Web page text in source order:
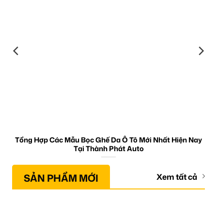
Tổng Hợp Các Mẫu Bọc Ghế Da Ô Tô Mới Nhất Hiện Nay
Tại Thành Phát Auto
SẢN PHẨM MỚI Xem tất cả